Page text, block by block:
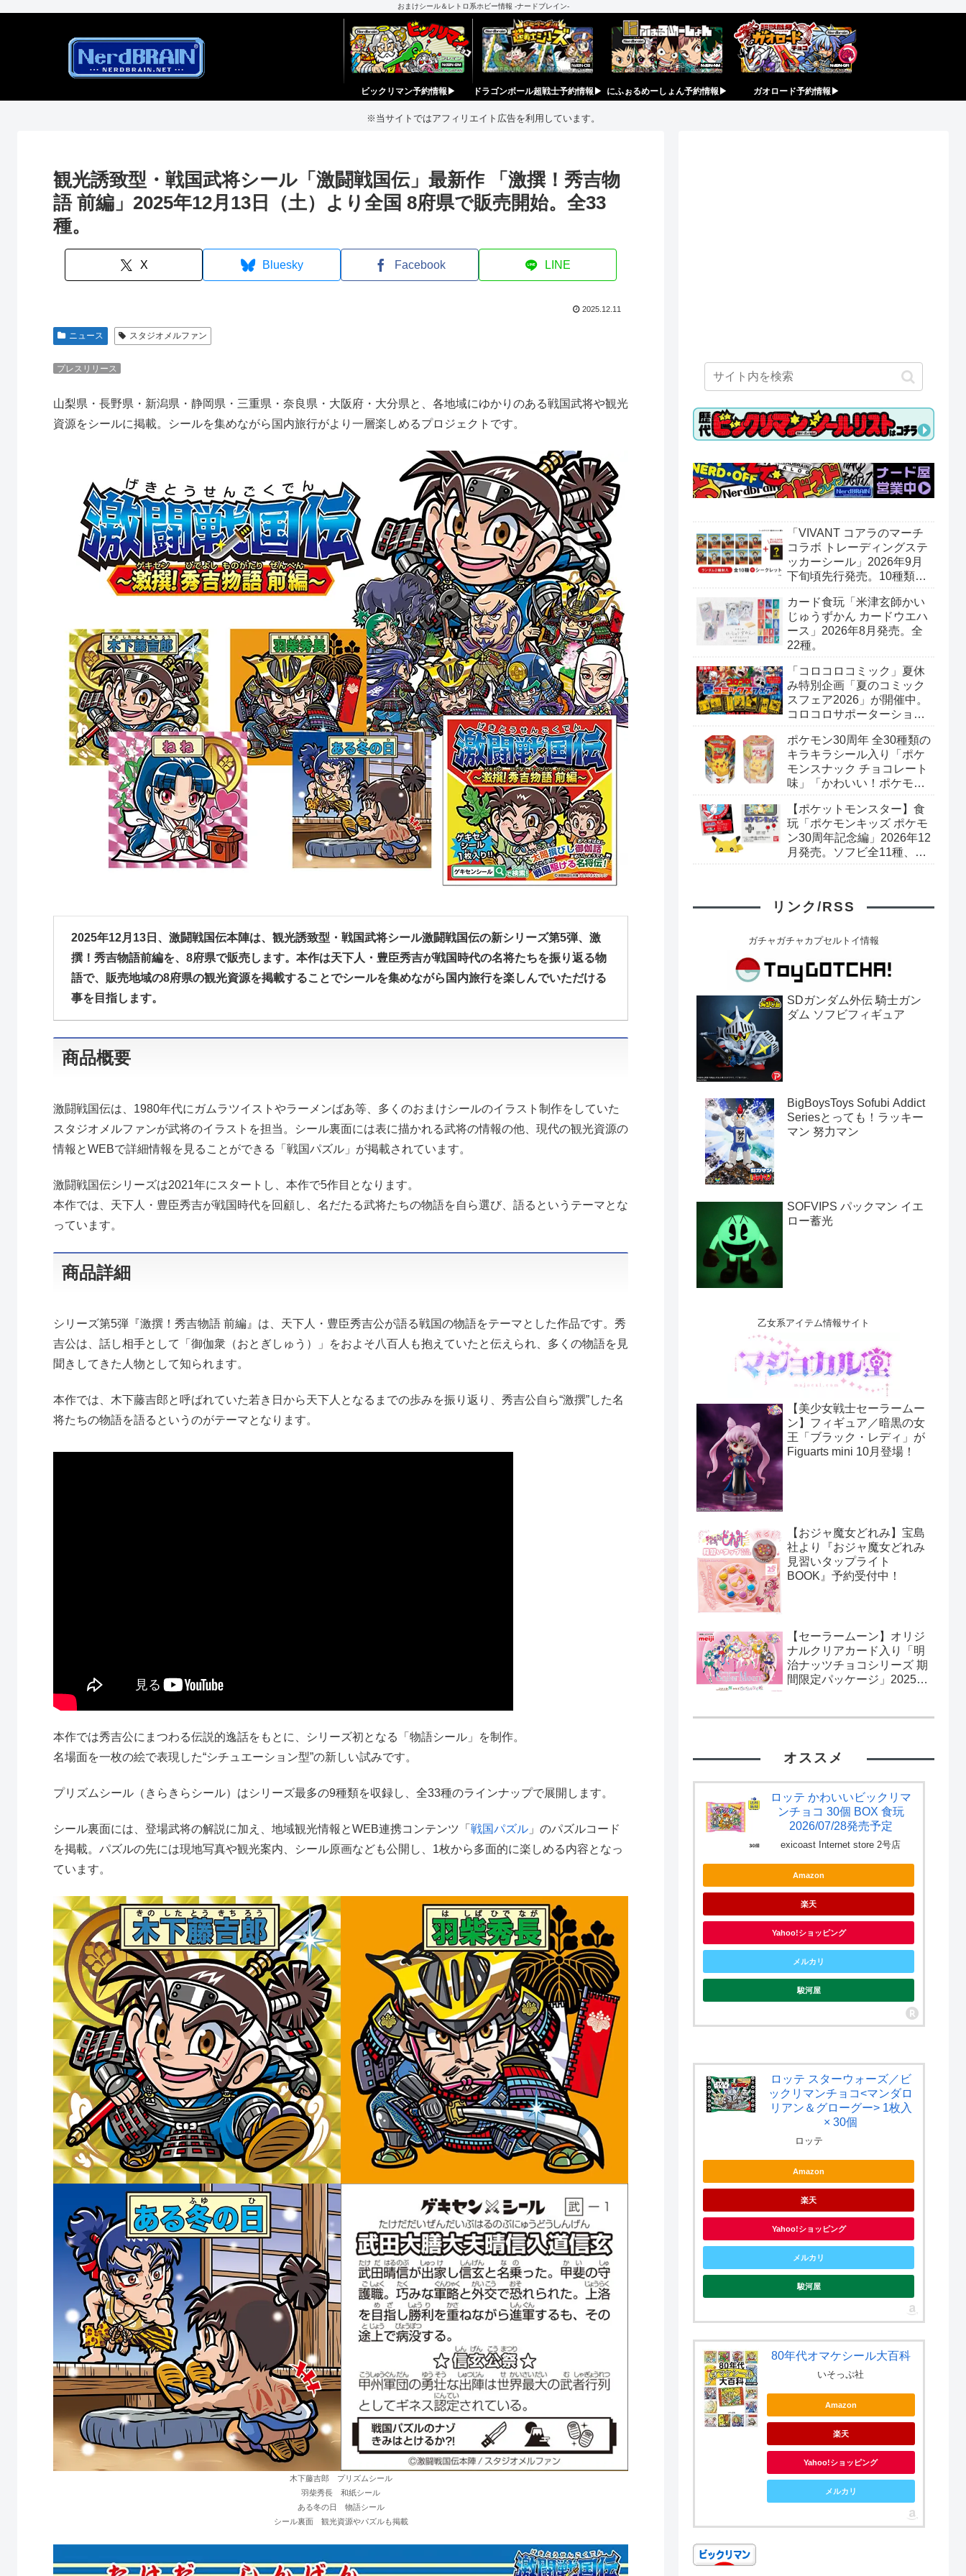
おまけシール＆レトロ系ホビー情報 -ナードブレイン-
ビックリマン予約情報▶︎ ドラゴンボール超戦士予約情報▶︎ にふぉるめーしょん予約情報▶︎ ガオロード予約情報▶︎
※当サイトではアフィリエイト広告を利用しています。
観光誘致型・戦国武将シール「激闘戦国伝」最新作 「激撰！秀吉物
語 前編」2025年12月13日（土）より全国 8府県で販売開始。全33
種。
X Bluesky Facebook LINE
2025.12.11
ニュース スタジオメルファン
プレスリリース
山梨県・長野県・新潟県・静岡県・三重県・奈良県・大阪府・大分県と、各地域にゆかりのある戦国武将や観光
資源をシールに掲載。シールを集めながら国内旅行がより一層楽しめるプロジェクトです。
2025年12月13日、激闘戦国伝本陣は、観光誘致型・戦国武将シール激闘戦国伝の新シリーズ第5弾、激
撰！秀吉物語前編を、8府県で販売します。本作は天下人・豊臣秀吉が戦国時代の名将たちを振り返る物
語で、販売地域の8府県の観光資源を掲載することでシールを集めながら国内旅行を楽しんでいただける
事を目指します。
商品概要
激闘戦国伝は、1980年代にガムラツイストやラーメンばあ等、多くのおまけシールのイラスト制作をしていた
スタジオメルファンが武将のイラストを担当。シール裏面には表に描かれる武将の情報の他、現代の観光資源の
情報とWEBで詳細情報を見ることができる「戦国パズル」が掲載されています。
激闘戦国伝シリーズは2021年にスタートし、本作で5作目となります。
本作では、天下人・豊臣秀吉が戦国時代を回顧し、名だたる武将たちの物語を自ら選び、語るというテーマとな
っています。
商品詳細
シリーズ第5弾『激撰！秀吉物語 前編』は、天下人・豊臣秀吉公が語る戦国の物語をテーマとした作品です。秀
吉公は、話し相手として「御伽衆（おとぎしゅう）」をおよそ八百人も抱えていたと伝えられ、多くの物語を見
聞きしてきた人物として知られます。
本作では、木下藤吉郎と呼ばれていた若き日から天下人となるまでの歩みを振り返り、秀吉公自ら“激撰”した名
将たちの物語を語るというのがテーマとなります。
本作では秀吉公にまつわる伝説的逸話をもとに、シリーズ初となる「物語シール」を制作。
名場面を一枚の絵で表現した“シチュエーション型”の新しい試みです。
プリズムシール（きらきらシール）はシリーズ最多の9種類を収録し、全33種のラインナップで展開します。
シール裏面には、登場武将の解説に加え、地域観光情報とWEB連携コンテンツ「 戦国パズル 」のパズルコード
を掲載。パズルの先には現地写真や観光案内、シール原画なども公開し、1枚から多面的に楽しめる内容となっ
ています。
木下藤吉郎 プリズムシール
羽柴秀長 和紙シール
ある冬の日 物語シール
シール裏面 観光資源やパズルも掲載
「VIVANT コアラのマーチ
コラボ トレーディングステ
ッカーシール」2026年9月
下旬頃先行発売。10種類＋
オンラインショップ限定。
カード食玩「米津玄師かい
じゅうずかん カードウエハ
ース」2026年8月発売。全
22種。
「コロコロコミック」夏休
み特別企画「夏のコミック
スフェア2026」が開催中。
コロコロサポーターショッ
入すると「コロコロおもし
ろステッカー」がもらえ
る。全7種。
ポケモン30周年 全30種類の
キラキラシール入り「ポケ
モンスナック チョコレート
味」「かわいい！ポケモン
ーアル新発売。
【ポケットモンスター】食
玩「ポケモンキッズ ポケモ
ン30周年記念編」2026年12
月発売。ソフビ全11種、カ
リンク/RSS
ガチャガチャカプセルトイ情報
SDガンダム外伝 騎士ガン
ダム ソフビフィギュア
BigBoysToys Sofubi Addict
Seriesとっても！ラッキー
マン 努力マン
SOFVIPS パックマン イエ
ロー蓄光
乙女系アイテム情報サイト
【美少女戦士セーラームー
ン】フィギュア／暗黒の女
王「ブラック・レディ」が
Figuarts mini 10月登場！
【おジャ魔女どれみ】宝島
社より『おジャ魔女どれみ
見習いタップライト
BOOK』予約受付中！
【セーラームーン】オリジ
ナルクリアカード入り「明
治ナッツチョコシリーズ 期
間限定パッケージ」2025年
オススメ
ロッテ かわいいビックリマ
ンチョコ 30個 BOX 食玩
2026/07/28発売予定
exicoast Internet store 2号店
Amazon
楽天
Yahoo!ショッピング
メルカリ
駿河屋
ロッテ スターウォーズ／ビ
ックリマンチョコ<マンダロ
リアン＆グローグー> 1枚入
× 30個
ロッテ
Amazon
楽天
Yahoo!ショッピング
メルカリ
駿河屋
80年代オマケシール大百科
いそっぷ社
Amazon
楽天
Yahoo!ショッピング
メルカリ